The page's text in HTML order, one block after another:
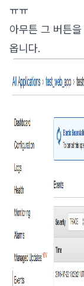
ㅠㅠ
아무튼 그 버튼
옵니다.